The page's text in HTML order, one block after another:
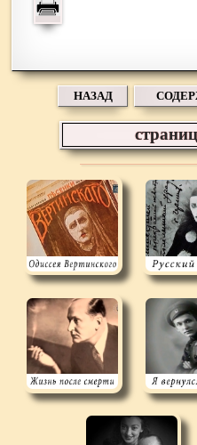
НАЗАД